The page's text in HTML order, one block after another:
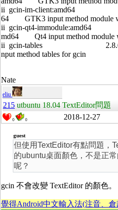
ii gcin-im-
64 GTK3 input method module
ii gcin-qt4-
md64 Qt4 input method module
ii gcin-tables
nput method tables for gcin
Nate
eliu
215 utbuntu 18.04 TextEditor問題
0 0 2018-12-27
guest
但使用TextEditor有點問題，
的ubuntu桌面顏色，不是正
呢？
gcin 不會改變 TextEditor 的顏色。
覺得Android中文輸入法(注音、